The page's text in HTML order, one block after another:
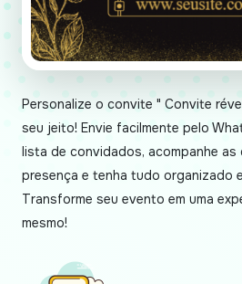
Personalize o convite " Convite
seu jeito! Envie facilmente pelo
lista de convidados, acompanhe as
presença e tenha tudo organizado
Transforme seu evento em uma
mesmo!